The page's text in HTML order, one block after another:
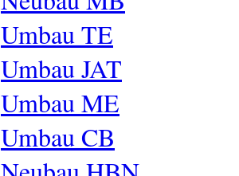
Umbau TE
Umbau JAT
Umbau ME
Umbau CB